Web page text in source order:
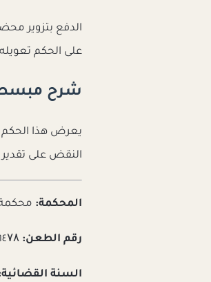
الدفع بتزوير
على الحكم
شرح مبسط
يعرض هذا الحكم
النقض على
المحكمة:
رقم الطعن:
السنة